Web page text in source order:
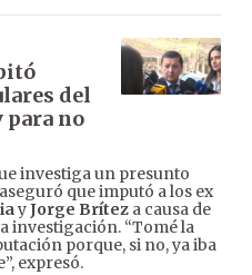
del
no
investiga un presunto
que imputó a los ex
yJorge Brítez a causa de
investigación. “Tomé la
porque, si no, ya iba
expresó.